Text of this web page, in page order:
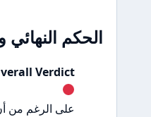
الحكم النهائي
Verdict: